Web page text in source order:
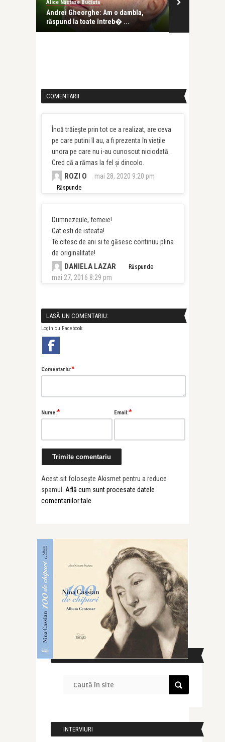
Alice Năstase Buciuta
Andrei Gheorghe: Am o dambla,
răspund la toate întreb� ...
COMENTARII
Încă trăiește prin tot ce a realizat, are ceva
pe care putini îl au, a fi prezenta în viețile
unora pe care nu i-au cunoscut niciodată.
Cred că a rămas la fel și dincolo.
ROZI O mai 28, 2020 9:20 pm
Răspunde
Dumnezeule, femeie!
Cat esti de isteata!
Te citesc de ani si te găsesc continuu plina
de originalitate!
DANIELA LAZAR
mai 27, 2016 8:29 pm
Răspunde
LASĂ UN COMENTARIU:
Login cu Facebook
Comentariu:*
Nume:* Email:*
Acest sit folosește Akismet pentru a reduce
spamul. Află cum sunt procesate datele
comentariilor tale.
CAUTĂ ÎN SITE
INTERVIURI